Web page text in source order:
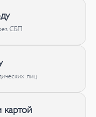
СБП
лиц